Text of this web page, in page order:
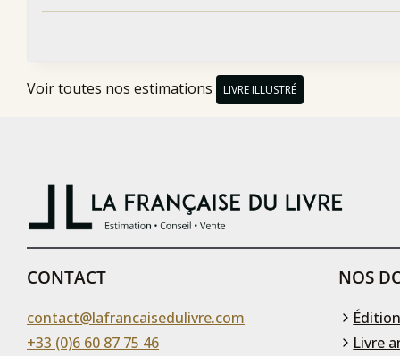
Voir toutes nos estimations LIVRE ILLUSTRÉ
CONTACT
contact@lafrancaisedulivre.com
+33 (0)6 60 87 75 46
NOS
Livre